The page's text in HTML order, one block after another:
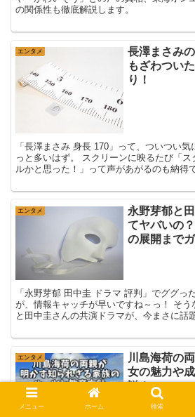
の関係性も徹底解説します。
エンタメ
長澤まさみ
もざわつい
り！
「長澤まさみ 身長 170」って、ついつい
っと多いはず。 スクリーンに映るたび「スタイル良すぎ！」「モデ
ルかと思った！」って声があがるのも納得ですよね。
エンタメ
永野芽郁と
てヤバいの
の展開まで
「永野芽郁 田中圭 ドラマ 評判」でググったそ
が、情報キャッチが早いですね～っ！ そうなんです、永野芽郁さん
と田中圭さんの共演ドラマが、今まさに話
エンタメ
川島海荷の
女の魅力や
説！
メニュー ホーム 検索